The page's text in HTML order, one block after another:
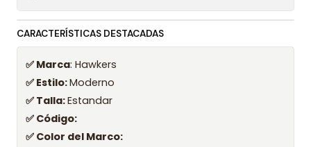
CARACTERÍSTICAS DESTACADAS
✅ Marca: Hawkers
✅ Estilo:Moderno
✅ Talla:Estandar
✅ Código:
✅ Color del Marco: